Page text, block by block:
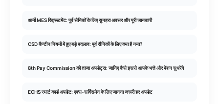
आर्मी MES रिक्रूटमेंट: पूर्व सैनिकों के लिए सुनहरा अवसर और पूरी जानकारी
CSD कैन्टीन नियमों में हुए बड़े बदलाव: पूर्व सैनिकों के लिए क्या है नया?
8th Pay Commission की ताजा अपडेट्स: जानिए कैसे इससे आपके भत्ते और पेंशन सुधरेंगे
ECHS स्मार्ट कार्ड अपडेट: एक्स-सर्विसमेन के लिए जानना जरूरी हर अपडेट